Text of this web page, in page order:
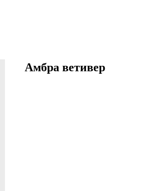
Амбра ветивер